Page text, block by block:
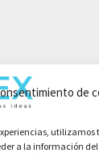
de
a la información
Aviso legal
Política de
Condiciones de